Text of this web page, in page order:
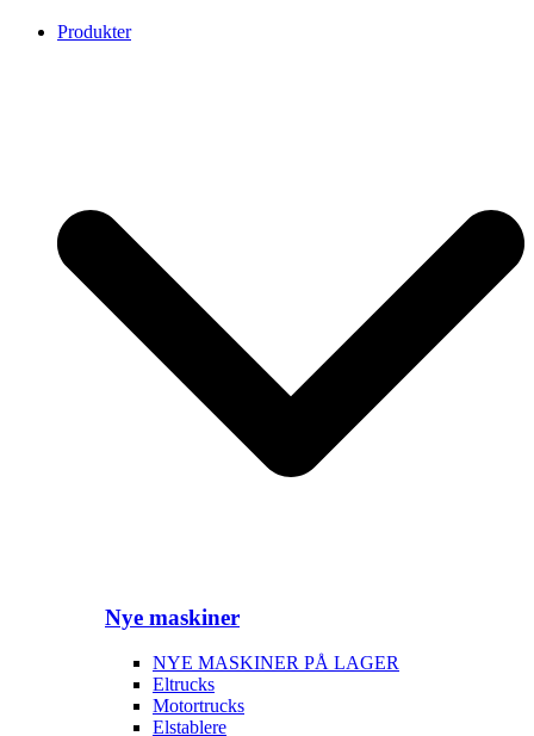
Produkter
Nye maskiner
NYE MASKINER PÅ LAGER
Eltrucks
Motortrucks
Elstablere